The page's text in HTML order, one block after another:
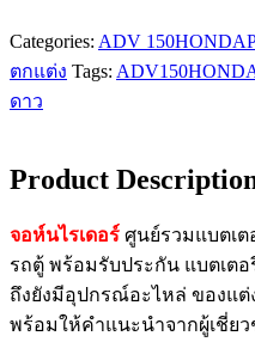
Categories: ADV 150HONDA
ตกแต่ง Tags: ADV150
ดาว
Product
จอห์นไรเดอร์ ศูนย์รวมแบตเ
รถตู้ พร้อมรับประกัน แบตเต
ถึงยังมีอุปกรณ์อะไหล่ ของแต่
พร้อมให้คำแนะนำจากผู้เชี่ย